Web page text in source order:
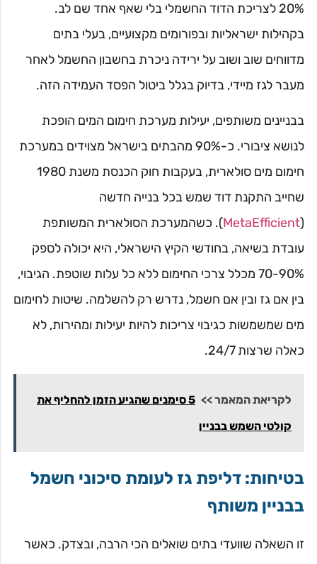
20% לצריכת הדוד החשמלי בלי שאף אחד שם לב.
בקהילות ישראליות ובפורומים מקצועיים, בעלי בתים
מדווחים שוב ושוב על ירידה ניכרת בחשבון החשמל לאחר
מעבר לגז מיידי, בדיוק בגלל ביטול הפסד העמידה הזה.
בבניינים משותפים, יעילות מערכת חימום המים הופכת
לנושא ציבורי. כ-90% מהבתים בישראל מצוידים במערכת
חימום מים סולארית, בעקבות חוק הכנסת משנת 1980
שחייב התקנת דוד שמש בכל בנייה חדשה
(
MetaEfficient). כשהמערכת הסולארית המשותפת
עובדת בשיאה, בחודשי הקיץ הישראלי, היא יכולה לספק
70-90% מכלל צרכי החימום ללא כל עלות שוטפת. הגיבוי,
בין אם גז ובין אם חשמל, נדרש רק להשלמה. שיטות לחימום
מים שמשמשות כגיבוי צריכות להיות יעילות ומהירות, לא
כאלה שרצות 24/7.
לקריאת המאמר >>
5 סימנים שהגיע הזמן להחליף את
קולטי השמש בבניין
בטיחות: דליפת גז לעומת סיכוני חשמל
בבניין משותף
זו השאלה שוועדי בתים שואלים הכי הרבה, ובצדק. כאשר